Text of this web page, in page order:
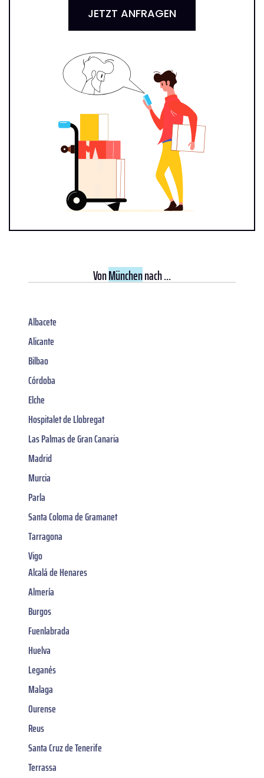
JETZT ANFRAGEN
VonMünchennach ...
Albacete
Alicante
Bilbao
Córdoba
Elche
Hospitalet de Llobregat
Las Palmas de Gran Canaria
Madrid
Murcia
Parla
Santa Coloma de Gramanet
Tarragona
Vigo
Alcalá de Henares
Almería
Burgos
Fuenlabrada
Huelva
Leganés
Malaga
Ourense
Reus
Santa Cruz de Tenerife
Terrassa